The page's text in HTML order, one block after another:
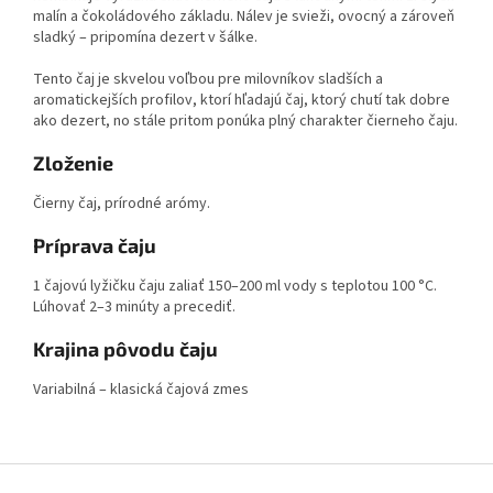
malín a čokoládového základu. Nálev je svieži, ovocný a zároveň
sladký – pripomína dezert v šálke.
Tento čaj je skvelou voľbou pre milovníkov sladších a
aromatickejších profilov, ktorí hľadajú čaj, ktorý chutí tak dobre
ako dezert, no stále pritom ponúka plný charakter čierneho čaju.
Zloženie
Čierny čaj, prírodné arómy.
Príprava čaju
1 čajovú lyžičku čaju zaliať 150–200 ml vody s teplotou 100 °C.
Lúhovať 2–3 minúty a precediť.
Krajina pôvodu čaju
Variabilná – klasická čajová zmes